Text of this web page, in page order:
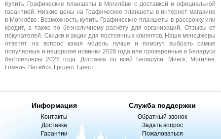
Купить Графические планшеты в Могилёве с доставкой и официальной
гарантией. Низкие цены на Графические планшеты в интернет магазине
в Могилёве. Возможность купить Графические планшеты в рассрочку или
кредит, а также по безналичному расчёту для организаций. Отзывы от
покупателей. Скидки и акции для постоянных клиентов. Наши менеджеры
ответят на вопрос какая модель лучше и помогут выбрать самые
популярные и недорогие новинки 2026 года или проверенные в Беларуси
бестселлеры 2025 года. Доставка по всей Беларуси: Минск, Могилёв,
Гомель, Витебск, Гродно, Брест.
Информация
Контакты
Доставка
Гарантии
Служба поддержки
Обратный звонок
Задать вопрос
Пожаловаться